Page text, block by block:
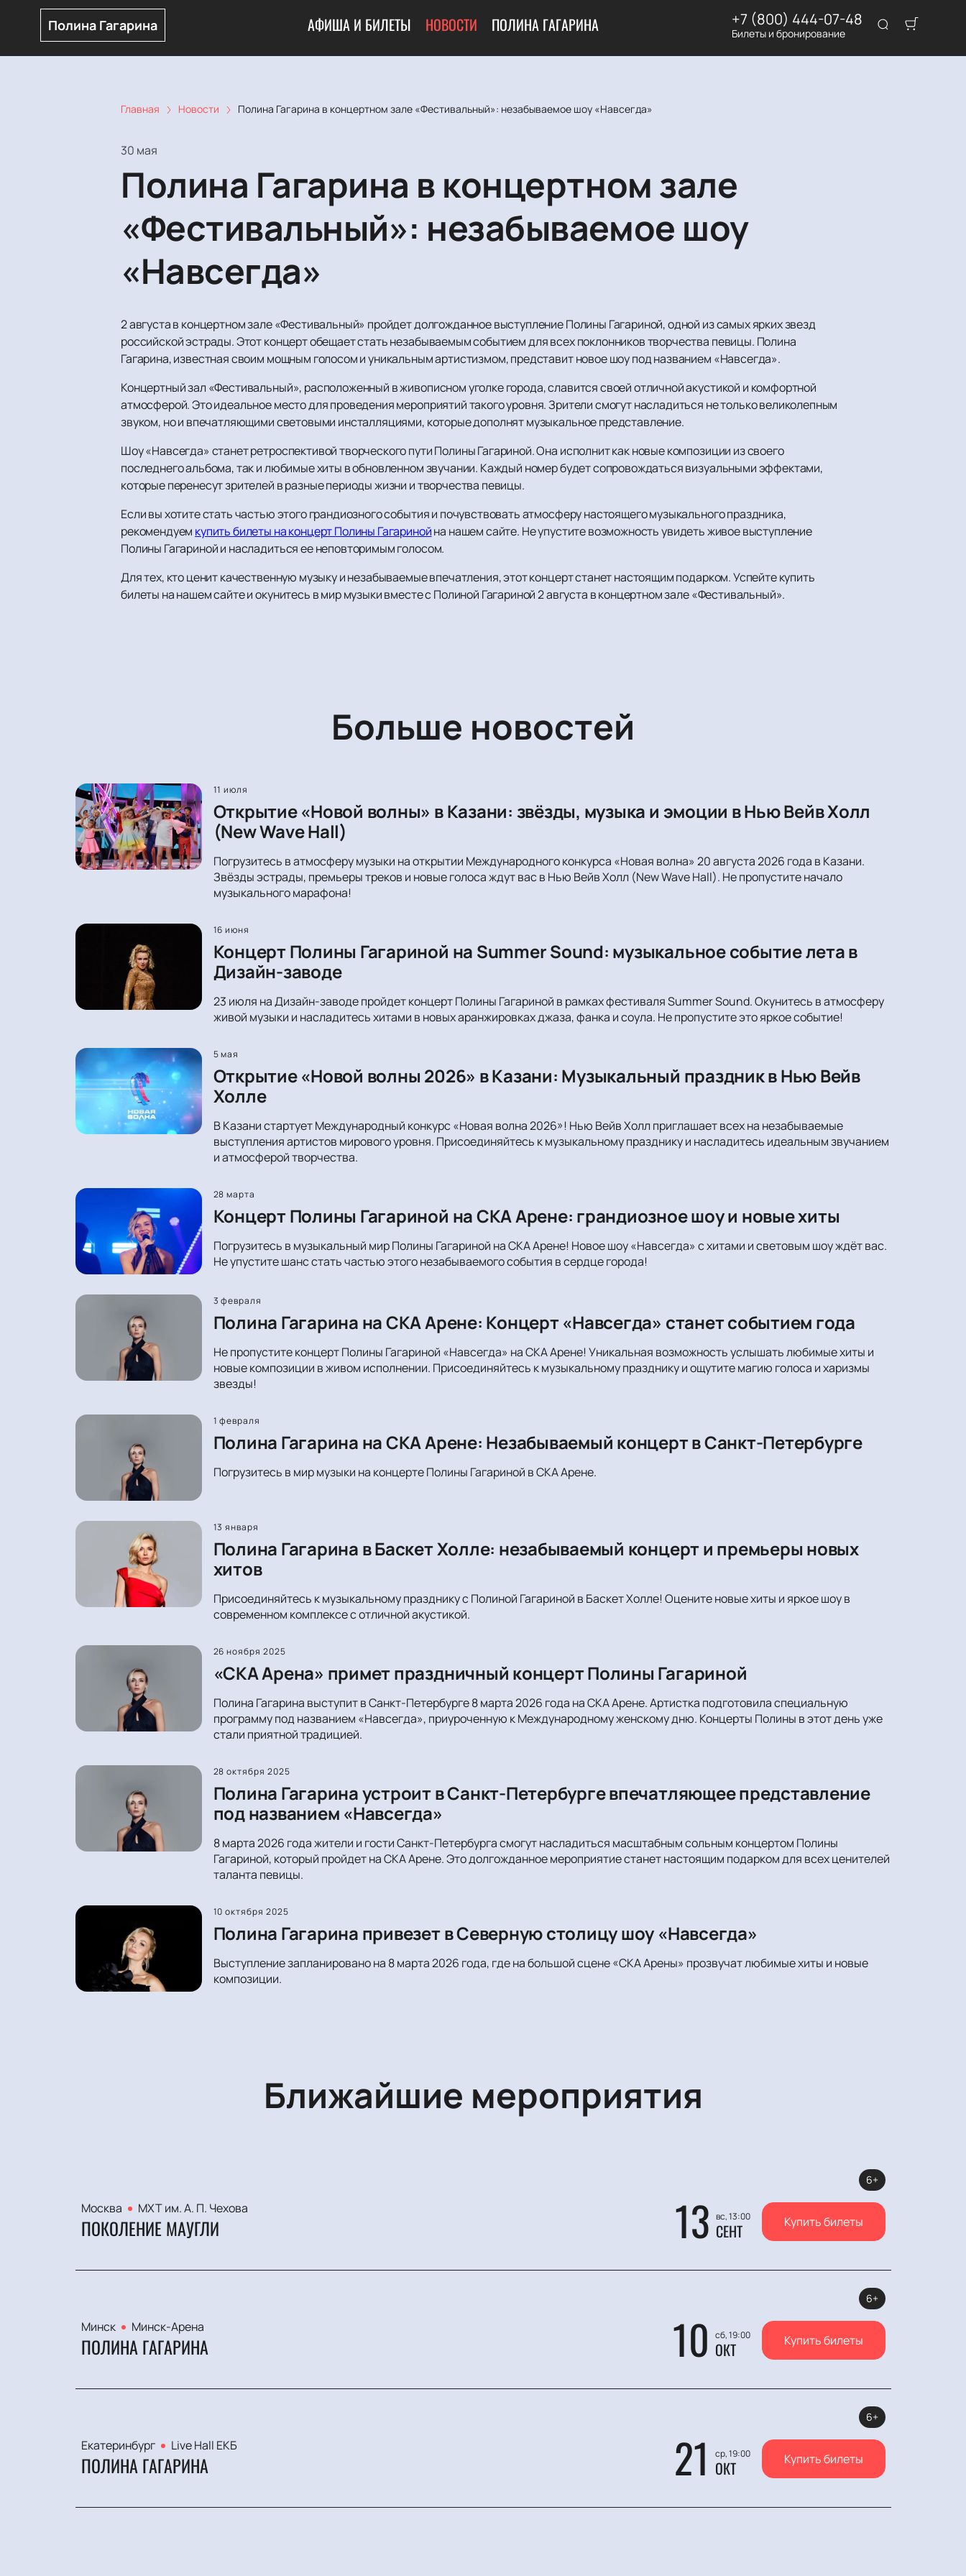
Полина Гагарина АФИША И БИЛЕТЫ НОВОСТИ ПОЛИНА ГАГАРИНА +7 (800) 444-07-48
Билеты и бронирование
Главная Новости Полина Гагарина в концертном зале «Фестивальный»: незабываемое шоу «Навсегда»
30 мая
Полина Гагарина в концертном зале
«Фестивальный»: незабываемое шоу
«Навсегда»
2 августа в концертном зале «Фестивальный» пройдет долгожданное выступление Полины Гагариной, одной из самых ярких звезд
российской эстрады. Этот концерт обещает стать незабываемым событием для всех поклонников творчества певицы. Полина
Гагарина, известная своим мощным голосом и уникальным артистизмом, представит новое шоу под названием «Навсегда».
Концертный зал «Фестивальный», расположенный в живописном уголке города, славится своей отличной акустикой и комфортной
атмосферой. Это идеальное место для проведения мероприятий такого уровня. Зрители смогут насладиться не только великолепным
звуком, но и впечатляющими световыми инсталляциями, которые дополнят музыкальное представление.
Шоу «Навсегда» станет ретроспективой творческого пути Полины Гагариной. Она исполнит как новые композиции из своего
последнего альбома, так и любимые хиты в обновленном звучании. Каждый номер будет сопровождаться визуальными эффектами,
которые перенесут зрителей в разные периоды жизни и творчества певицы.
Если вы хотите стать частью этого грандиозного события и почувствовать атмосферу настоящего музыкального праздника,
рекомендуем купить билеты на концерт Полины Гагаринойна нашем сайте. Не упустите возможность увидеть живое выступление
Полины Гагариной и насладиться ее неповторимым голосом.
Для тех, кто ценит качественную музыку и незабываемые впечатления, этот концерт станет настоящим подарком. Успейте купить
билеты на нашем сайте и окунитесь в мир музыки вместе с Полиной Гагариной 2 августа в концертном зале «Фестивальный».
Больше новостей
11 июля
Открытие «Новой волны» в Казани: звёзды, музыка и эмоции в Нью Вейв Холл
(New Wave Hall)
Погрузитесь в атмосферу музыки на открытии Международного конкурса «Новая волна» 20 августа 2026 года в Казани.
Звёзды эстрады, премьеры треков и новые голоса ждут вас в Нью Вейв Холл (New Wave Hall). Не пропустите начало
музыкального марафона!
16 июня
Концерт Полины Гагариной на Summer Sound: музыкальное событие лета в
Дизайн-заводе
23 июля на Дизайн-заводе пройдет концерт Полины Гагариной в рамках фестиваля Summer Sound. Окунитесь в атмосферу
живой музыки и насладитесь хитами в новых аранжировках джаза, фанка и соула. Не пропустите это яркое событие!
5 мая
Открытие «Новой волны 2026» в Казани: Музыкальный праздник в Нью Вейв
Холле
В Казани стартует Международный конкурс «Новая волна 2026»! Нью Вейв Холл приглашает всех на незабываемые
выступления артистов мирового уровня. Присоединяйтесь к музыкальному празднику и насладитесь идеальным звучанием
и атмосферой творчества.
28 марта
Концерт Полины Гагариной на СКА Арене: грандиозное шоу и новые хиты
Погрузитесь в музыкальный мир Полины Гагариной на СКА Арене! Новое шоу «Навсегда» с хитами и световым шоу ждёт вас.
Не упустите шанс стать частью этого незабываемого события в сердце города!
3 февраля
Полина Гагарина на СКА Арене: Концерт «Навсегда» станет событием года
Не пропустите концерт Полины Гагариной «Навсегда» на СКА Арене! Уникальная возможность услышать любимые хиты и
новые композиции в живом исполнении. Присоединяйтесь к музыкальному празднику и ощутите магию голоса и харизмы
звезды!
1 февраля
Полина Гагарина на СКА Арене: Незабываемый концерт в Санкт-Петербурге
Погрузитесь в мир музыки на концерте Полины Гагариной в СКА Арене.
13 января
Полина Гагарина в Баскет Холле: незабываемый концерт и премьеры новых
хитов
Присоединяйтесь к музыкальному празднику с Полиной Гагариной в Баскет Холле! Оцените новые хиты и яркое шоу в
современном комплексе с отличной акустикой.
26 ноября 2025
«СКА Арена» примет праздничный концерт Полины Гагариной
Полина Гагарина выступит в Санкт-Петербурге 8 марта 2026 года на СКА Арене. Артистка подготовила специальную
программу под названием «Навсегда», приуроченную к Международному женскому дню. Концерты Полины в этот день уже
стали приятной традицией.
28 октября 2025
Полина Гагарина устроит в Санкт-Петербурге впечатляющее представление
под названием «Навсегда»
8 марта 2026 года жители и гости Санкт-Петербурга смогут насладиться масштабным сольным концертом Полины
Гагариной, который пройдет на СКА Арене. Это долгожданное мероприятие станет настоящим подарком для всех ценителей
таланта певицы.
10 октября 2025
Полина Гагарина привезет в Северную столицу шоу «Навсегда»
Выступление запланировано на 8 марта 2026 года, где на большой сцене «СКА Арены» прозвучат любимые хиты и новые
композиции.
Ближайшие мероприятия
Москва МХТ им. А. П. Чехова
ПОКОЛЕНИЕ МАУГЛИ 13 вс, 13:00
СЕНТ
6+
Купить билеты
Минск Минск-Арена
ПОЛИНА ГАГАРИНА 10 сб, 19:00
ОКТ
6+
Купить билеты
Екатеринбург Live Hall ЕКБ
ПОЛИНА ГАГАРИНА 21 ср, 19:00
ОКТ
6+
Купить билеты